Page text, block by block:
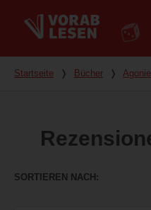
Du bist hier
Startseite ❭ Bücher ❭ Agonie
SORTIEREN NACH